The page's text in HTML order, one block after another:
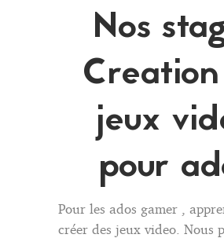
Nos
jeux
pour
Pour les ados gamer ,
créer des jeux video. Nous